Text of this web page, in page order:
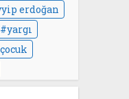
erdoğan
yargı
çocuk